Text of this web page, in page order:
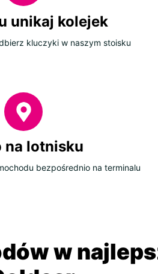
unikaj kolejek
kluczyki w naszym stoisku
na lotnisku
bezpośrednio na terminalu
w